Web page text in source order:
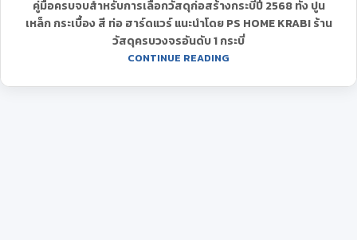
คู่มือครบจบสำหรับการเลือกวัสดุก่อสร้างกระบี่ปี 2568 ทั้ง ปูน
เหล็ก กระเบื้อง สี ท่อ ฮาร์ดแวร์ แนะนำโดย PS HOME KRABI ร้าน
วัสดุครบวงจรอันดับ 1 กระบี่
CONTINUE READING